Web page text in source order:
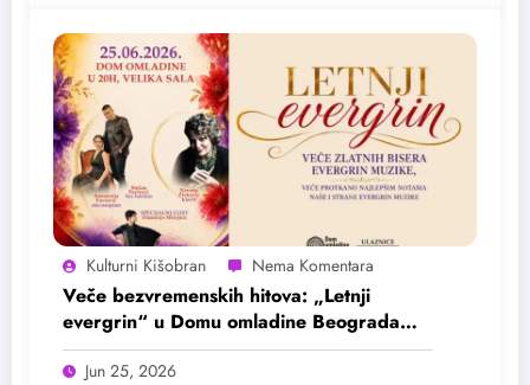
Kulturni Kišobran
Veče bezvremenskih hitova: „Letnji
evergrin“ u Domu omladine Beograda
25. juna
Jun 25, 2026